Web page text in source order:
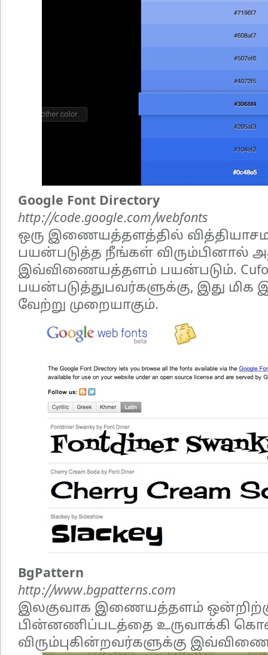
Google Font Directory
http://code.google.com/webfonts
ஒரு இணையத்தளத்தில்
பயன்படுத்த நீங்கள் விரும்பினால்
இவ்விணையத்தளம் பயன்படும்.
பயன்படுத்துபவர்களுக்கு, இது மிக
வேற்று முறையாகும்.
BgPattern
http://www.bgpatterns.com
இலகுவாக இணையத்தளம்
பின்னணிப்படத்தை உருவாக்கி
விரும்புகின்றவர்களுக்கு